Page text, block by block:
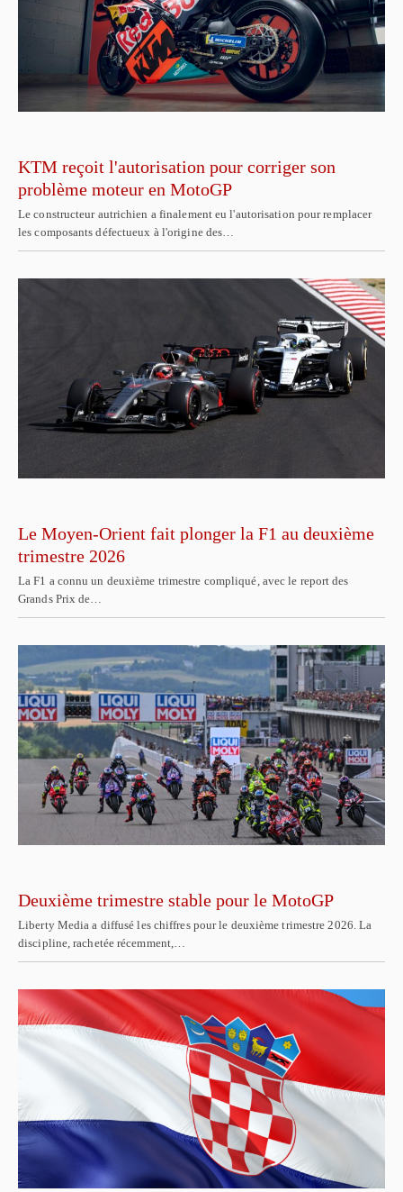
KTM reçoit l'autorisation pour corriger son
problème moteur en MotoGP
Le constructeur autrichien a finalement eu l'autorisation pour remplacer
les composants défectueux à l'origine des…
Le Moyen-Orient fait plonger la F1 au deuxième
trimestre 2026
La F1 a connu un deuxième trimestre compliqué, avec le report des
Grands Prix de…
Deuxième trimestre stable pour le MotoGP
Liberty Media a diffusé les chiffres pour le deuxième trimestre 2026. La
discipline, rachetée récemment,…